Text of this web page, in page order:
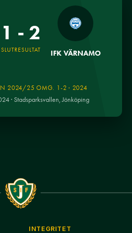
1 - 2
SLUTRESULTAT IFK VÄRNAMO
2024/25 OMG. 1-2 · 2024
· Stadsparksvallen, Jönköping
INTEGRITET